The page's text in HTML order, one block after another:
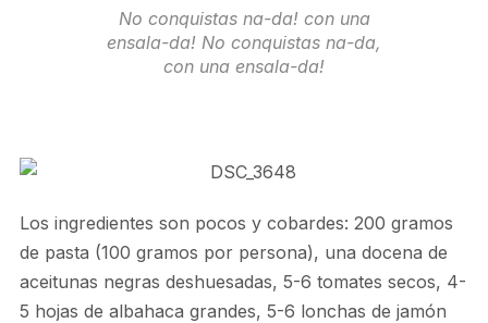
No conquistas na-da! con una
ensala-da! No conquistas na-da,
con una ensala-da!
Los ingredientes son pocos y cobardes: 200 gramos
de pasta (100 gramos por persona), una docena de
aceitunas negras deshuesadas, 5-6 tomates secos, 4-
5 hojas de albahaca grandes, 5-6 lonchas de jamón